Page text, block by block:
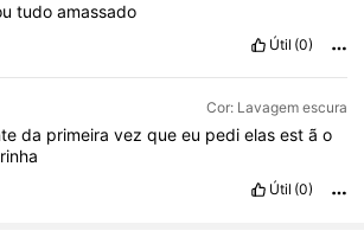
tudo amassado
Útil (0)
Cor: Lavagem escura
da primeira vez que eu pedi elas est ã o
Útil (0)